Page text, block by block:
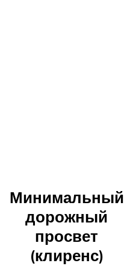
Минимальный
дорожный
просвет
(клиренс)